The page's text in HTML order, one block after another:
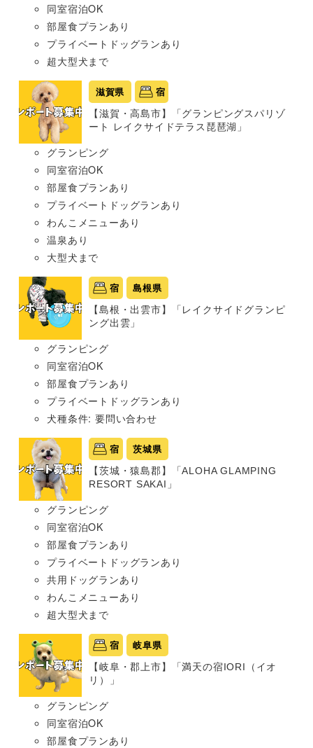
同室宿泊OK
部屋食プランあり
プライベートドッグランあり
超大型犬まで
滋賀県 宿
【滋賀・高島市】「グランピングスパリゾ
ート レイクサイドテラス琵琶湖」
グランピング
同室宿泊OK
部屋食プランあり
プライベートドッグランあり
わんこメニューあり
温泉あり
大型犬まで
宿 島根県
【島根・出雲市】「レイクサイドグランピ
ング出雲」
グランピング
同室宿泊OK
部屋食プランあり
プライベートドッグランあり
犬種条件: 要問い合わせ
宿 茨城県
【茨城・猿島郡】「ALOHA GLAMPING
RESORT SAKAI」
グランピング
同室宿泊OK
部屋食プランあり
プライベートドッグランあり
共用ドッグランあり
わんこメニューあり
超大型犬まで
宿 岐阜県
【岐阜・郡上市】「満天の宿IORI（イオ
リ）」
グランピング
同室宿泊OK
部屋食プランあり